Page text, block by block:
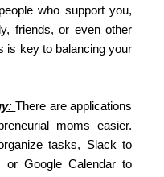
who support you,
friends, or even other
is key to balancing your
There are applications
moms easier.
tasks, Slack to
or Google Calendar to